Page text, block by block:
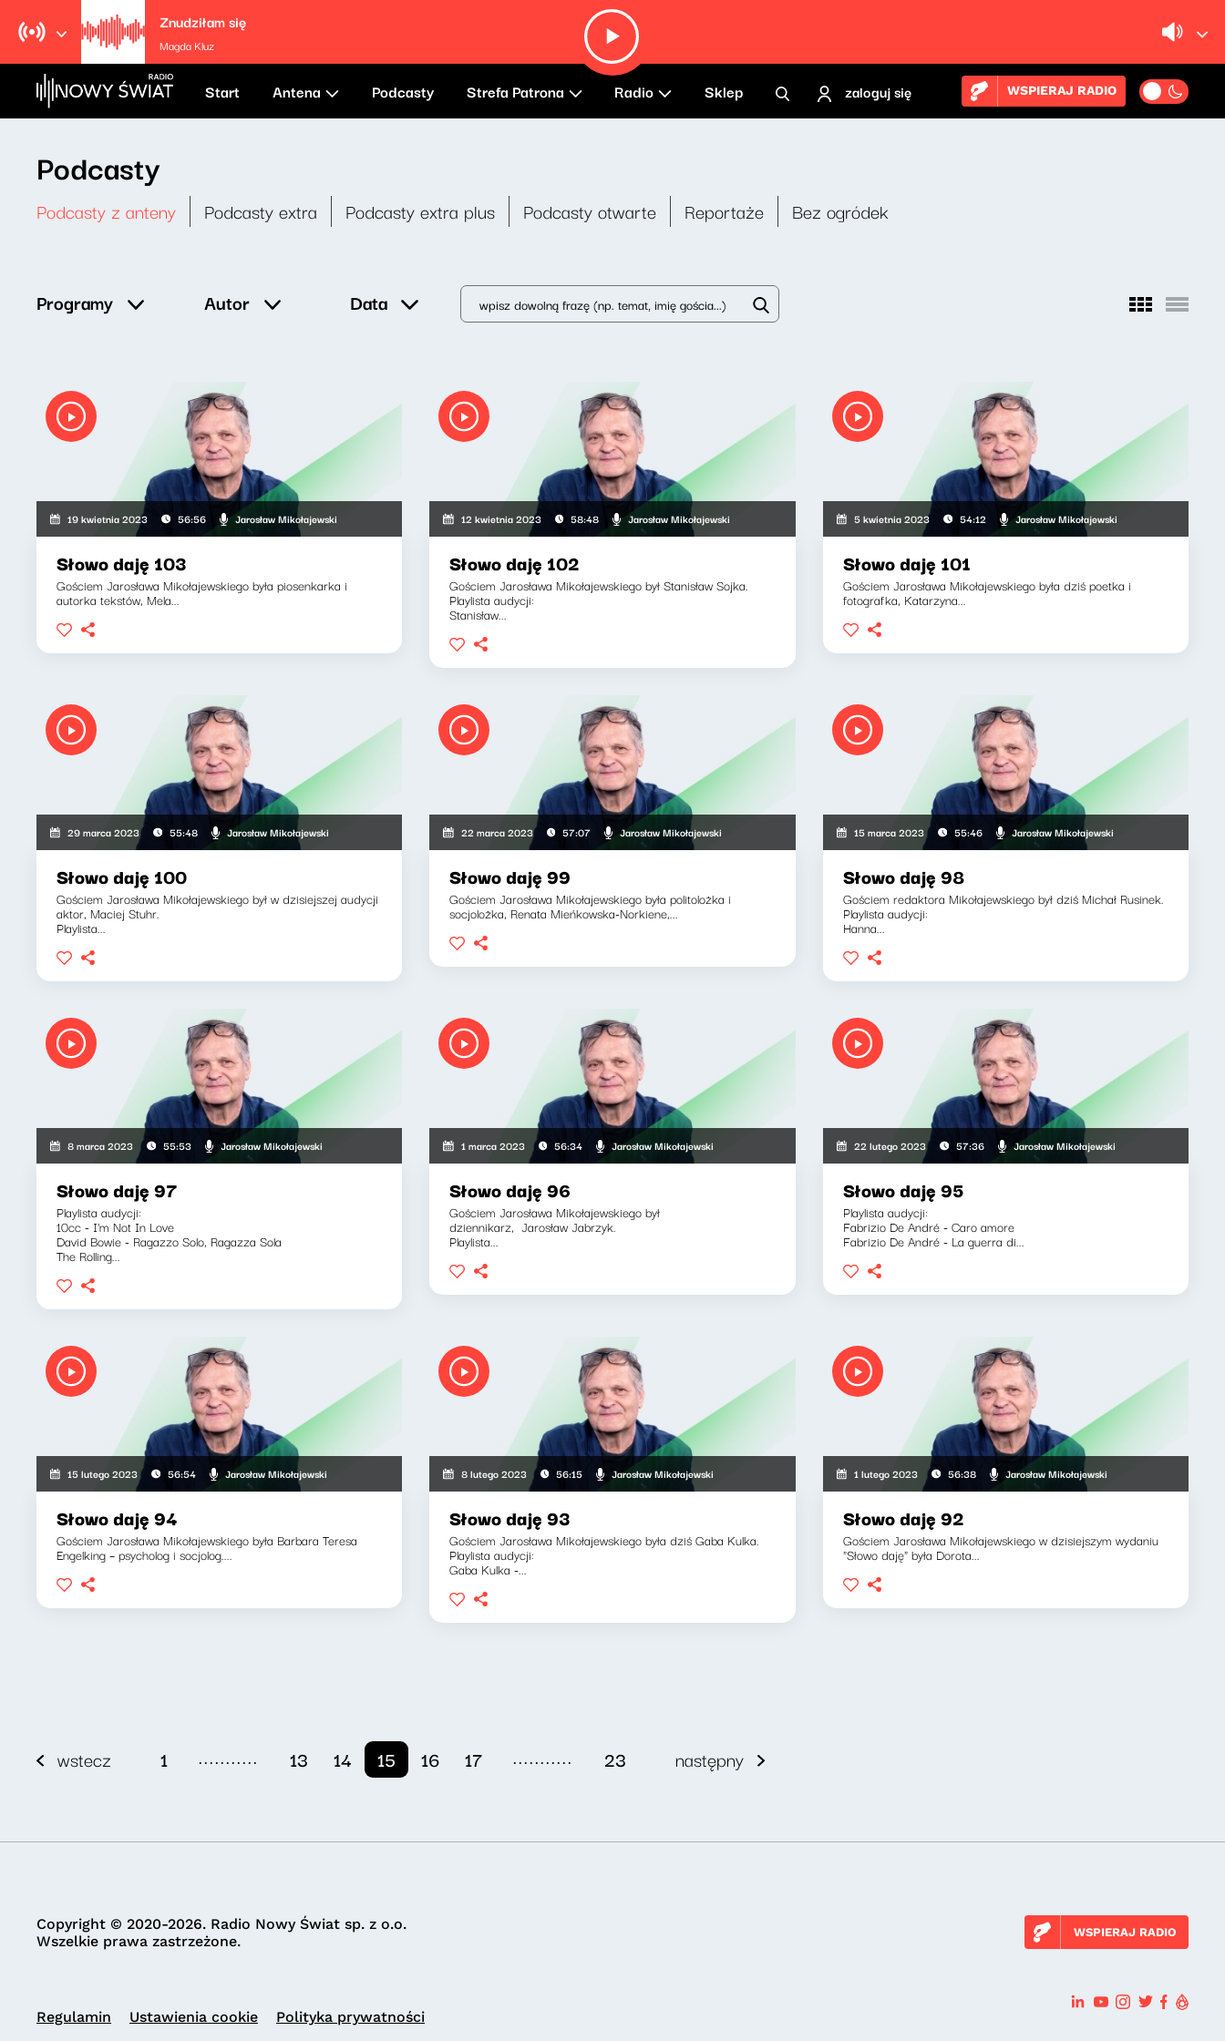
Znudziłam się
Magda Kluz
Start Antena Podcasty Strefa Patrona Radio Sklep zaloguj się WSPIERAJ RADIO
Podcasty
Podcasty z anteny Podcasty extra Podcasty extra plus Podcasty otwarte Reportaże Bez ogródek
Programy Autor Data
19 kwietnia 2023 56:56 Jarosław Mikołajewski
Słowo daję 103
Gościem Jarosława Mikołajewskiego była piosenkarka i
autorka tekstów, Mela...
12 kwietnia 2023 58:48 Jarosław Mikołajewski
Słowo daję 102
Gościem Jarosława Mikołajewskiego był Stanisław Sojka.
Playlista audycji:
Stanisław...
5 kwietnia 2023 54:12 Jarosław Mikołajewski
Słowo daję 101
Gościem Jarosława Mikołajewskiego była dziś poetka i
fotografka, Katarzyna...
29 marca 2023 55:48 Jarosław Mikołajewski
Słowo daję 100
Gościem Jarosława Mikołajewskiego był w dzisiejszej audycji
aktor, Maciej Stuhr.
Playlista...
22 marca 2023 57:07 Jarosław Mikołajewski
Słowo daję 99
Gościem Jarosława Mikołajewskiego była politolożka i
socjolożka, Renata Mieńkowska-Norkiene,...
15 marca 2023 55:46 Jarosław Mikołajewski
Słowo daję 98
Gościem redaktora Mikołajewskiego był dziś Michał Rusinek.
Playlista audycji:
Hanna...
8 marca 2023 55:53 Jarosław Mikołajewski
Słowo daję 97
Playlista audycji:
10cc - I'm Not In Love
David Bowie - Ragazzo Solo, Ragazza Sola
The Rolling...
1 marca 2023 56:34 Jarosław Mikołajewski
Słowo daję 96
Gościem Jarosława Mikołajewskiego był
dziennikarz, Jarosław Jabrzyk.
Playlista...
22 lutego 2023 57:36 Jarosław Mikołajewski
Słowo daję 95
Playlista audycji:
Fabrizio De André - Caro amore
Fabrizio De André - La guerra di...
15 lutego 2023 56:54 Jarosław Mikołajewski
Słowo daję 94
Gościem Jarosława Mikołajewskiego była Barbara Teresa
Engelking – psycholog i socjolog....
8 lutego 2023 56:15 Jarosław Mikołajewski
Słowo daję 93
Gościem Jarosława Mikołajewskiego była dziś Gaba Kulka.
Playlista audycji:
Gaba Kulka -...
1 lutego 2023 56:38 Jarosław Mikołajewski
Słowo daję 92
Gościem Jarosława Mikołajewskiego w dzisiejszym wydaniu
"Słowo daję" była Dorota...
wstecz 1 ........... 13 14 15 16 17 ........... 23 następny
Copyright © 2020-2026. Radio Nowy Świat sp. z o.o.
Wszelkie prawa zastrzeżone.
WSPIERAJ RADIO
Regulamin Ustawienia cookie Polityka prywatności